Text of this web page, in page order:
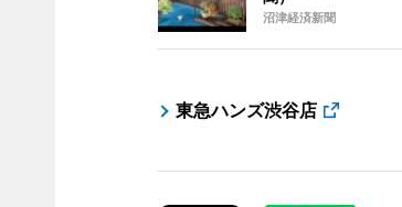
沼津経済新聞
東急ハンズ渋谷店